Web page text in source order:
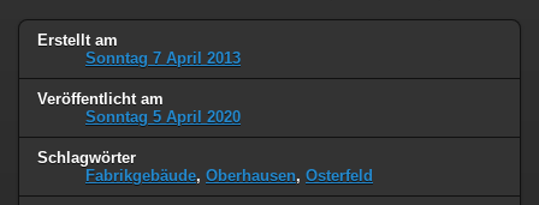
Erstellt am
Sonntag 7 April 2013
Veröffentlicht am
Sonntag 5 April 2020
Schlagwörter
Fabrikgebäude, Oberhausen, Osterfeld